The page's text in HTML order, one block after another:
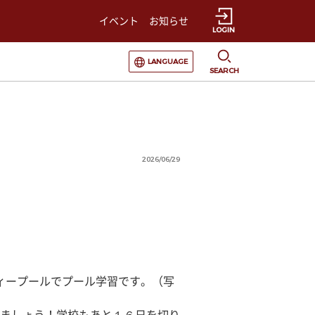
イベント お知らせ
LOGIN
選択すると言語の切替が発生します
LANGUAGE
SEARCH
2026/06/29
プールでプール学習です。（写